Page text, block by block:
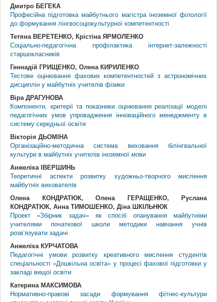
Дмитро БЕГЕКА
Професійна підготовка майбутнього магістра іноземної філології
до формування лінгвосоціокультурної компетентності
Тетяна ВЕРЕТЕНКО, Крістіна ЯРМОЛЕНКО
Соціально-педагогічна профілактика інтернет-залежності
старшокласників
Геннадій ГРИЩЕНКО, Олена КИРИЛЕНКО
Тестове оцінювання фахових компетентностей з астрономічних
дисциплін у майбутніх учителів фізики
Віра ДРАГУНОВА
Компоненти, критерії та показники оцінювання реалізації моделі
педагогічних умов упровадження інноваційного менеджменту в
систему середньої освіти
Вікторія ДЬОМІНА
Організаційно-методична система виховання білінгвальної
культури в майбутніх учителів іноземної мови
Анжеліка ІВЕРШИНЬ
Теоретичнi аспекти розвитку художньо-творчого мислення
майбутнiх вихователiв
Олена КОНДРАТЮК, Олена ГЕРАЩЕНКО, Руслана
КОНДРАТЮК, Анна ТИМОШЕНКО, Діна ШКІЛЬНЮК
Проект «Збірник задач» як спосіб опанування майбутніми
учителями початкової школи методики навчання учнів
розв’язувати задачі
Анжеліка КУРЧАТОВА
Педагогічні умови розвитку креативного мислення студентів
спеціальності «Дошкільна освіта» у процесі фахової підготовки у
закладі вищої освіти
Катерина МАКСИМОВА
Нормативно-правові засади формування фітнес-культури